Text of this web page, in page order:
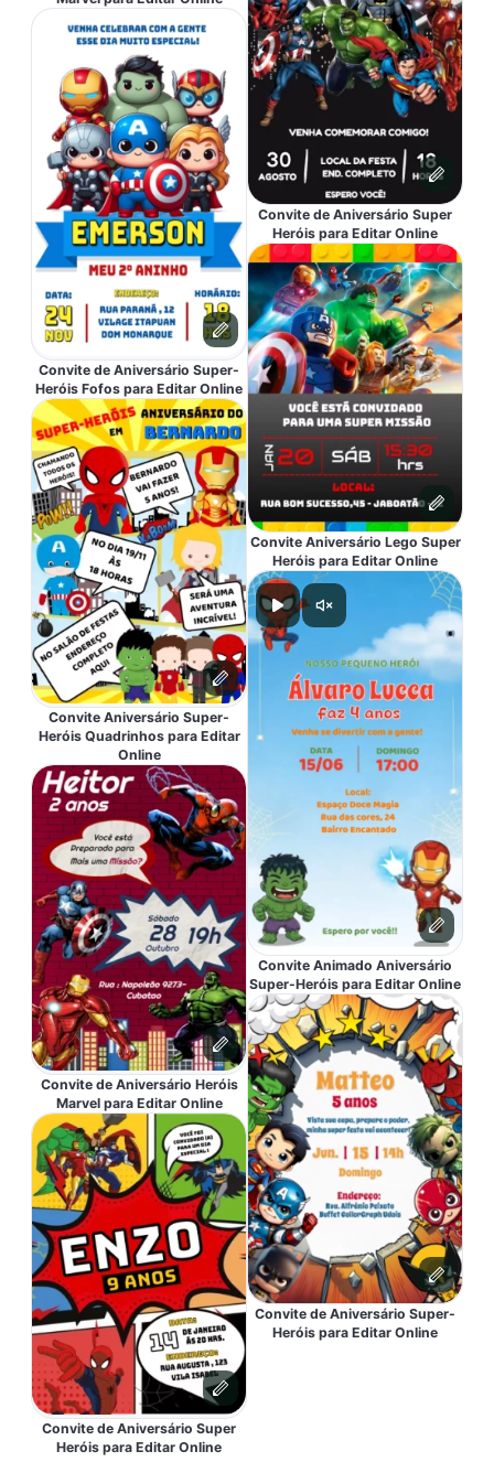
Convite de Aniversário Super-
Heróis Fofos para Editar Online
Convite Aniversário Super-
Heróis Quadrinhos para Editar
Online
Convite de Aniversário Heróis
Marvel para Editar Online
Convite de Aniversário Super
Heróis para Editar Online
Convite de Aniversário Super
Heróis para Editar Online
Convite Aniversário Lego Super
Heróis para Editar Online
Convite Animado Aniversário
Super-Heróis para Editar Online
Convite de Aniversário Super-
Heróis para Editar Online